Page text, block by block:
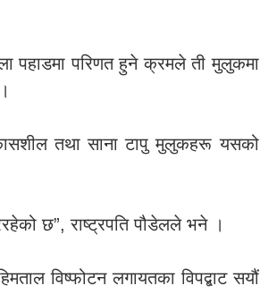
पहाडमा परिणत हुने क्रमले ती मुलुकमा
तथा साना टापु मुलुकहरू यसको
छ”, राष्ट्रपति पौडेलले भने ।
विष्फोटन लगायतका विपद्बाट सयौं